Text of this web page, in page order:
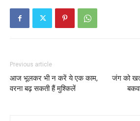
Previous article
आज भूलकर भी न करें ये एक काम,
वरना बढ़ सकती हैं मुश्किलें
जंग को